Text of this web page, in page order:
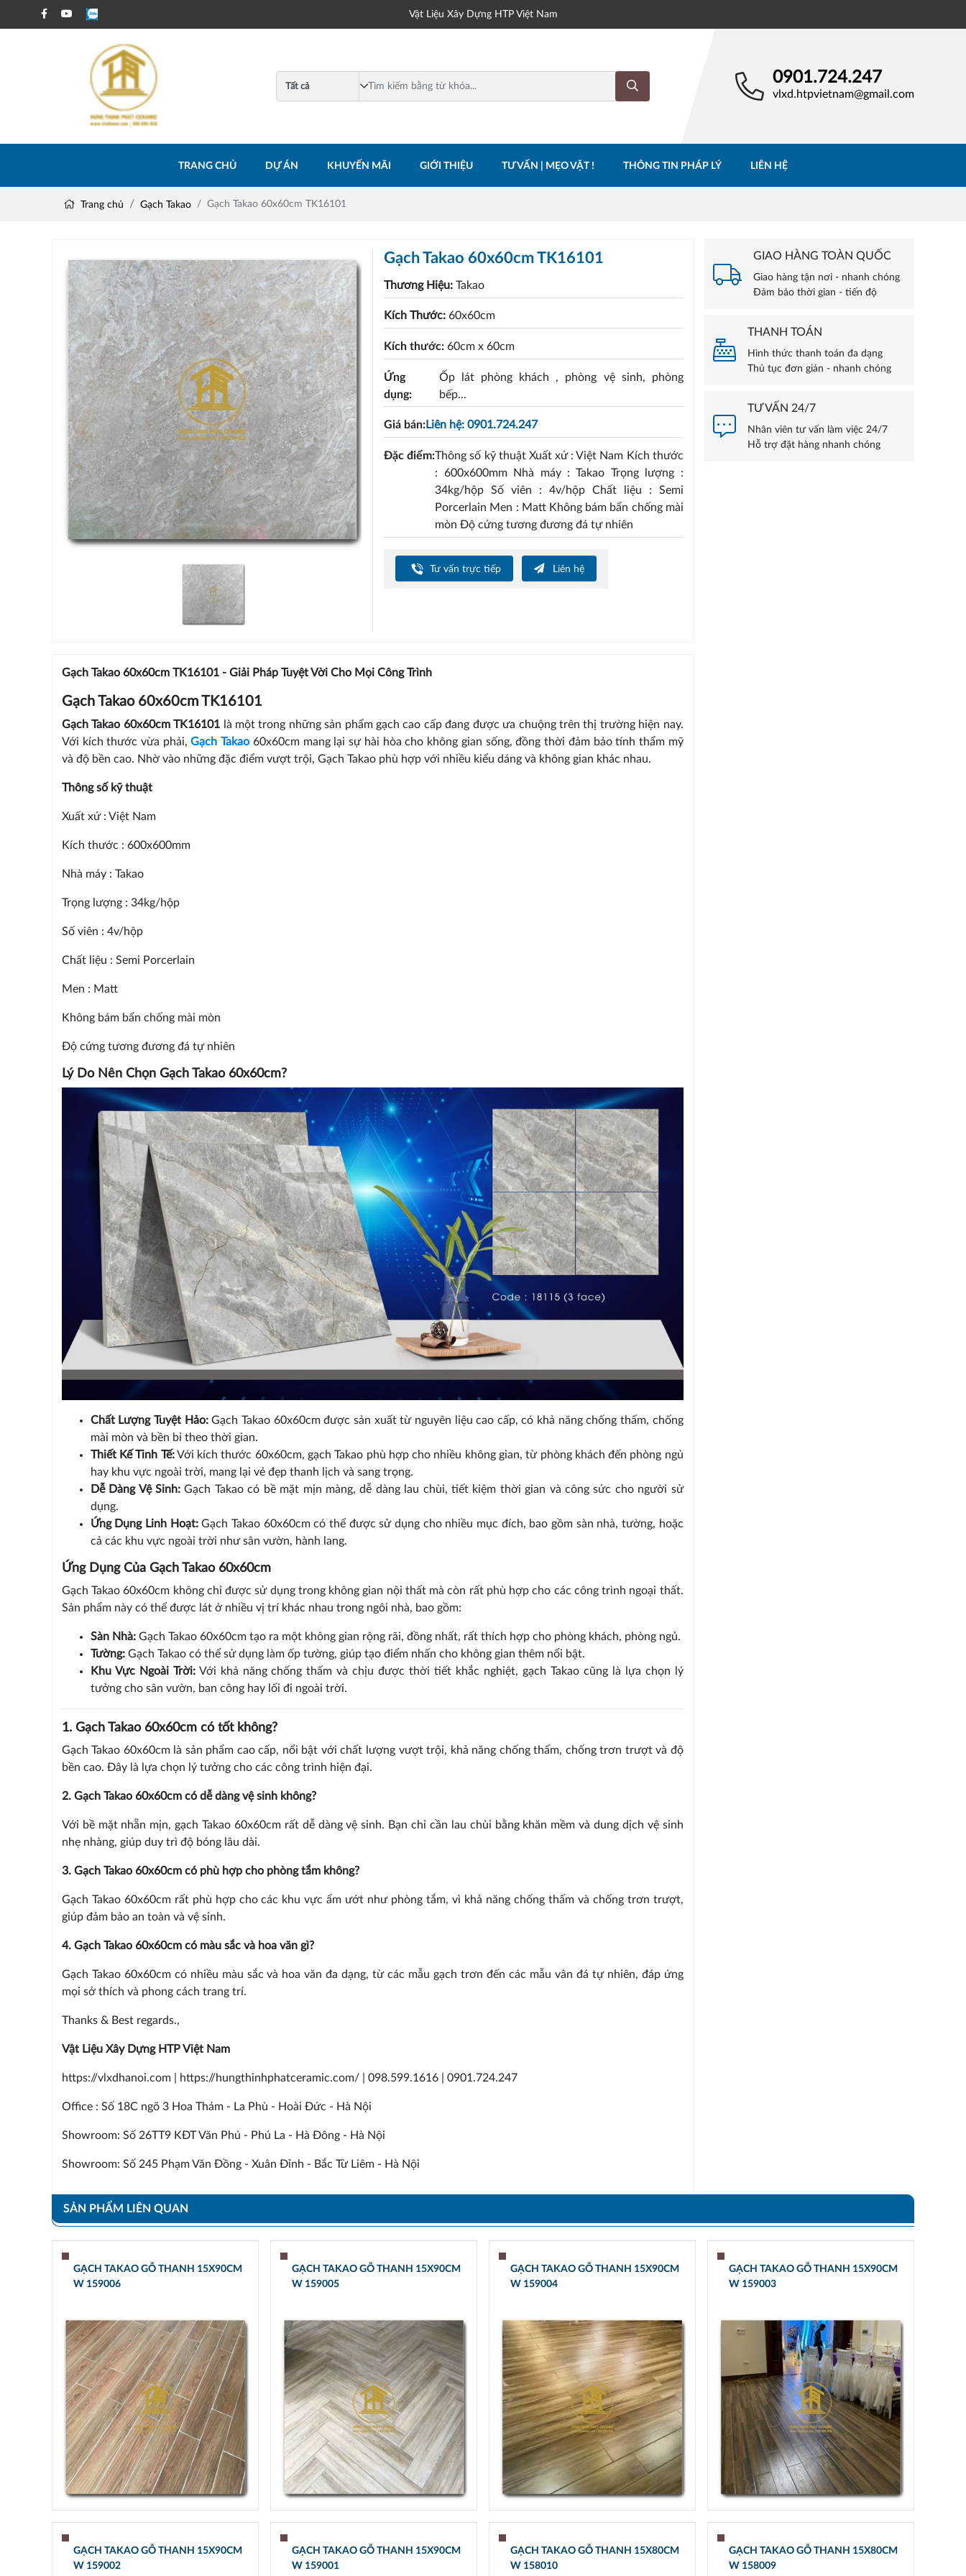
Vật Liệu Xây Dựng HTP Việt Nam
0901.724.247
vlxd.htpvietnam@gmail.com
TRANG CHỦ DỰ ÁN KHUYẾN MÃI GIỚI THIỆU TƯ VẤN | MẸO VẶT ! THÔNG TIN PHÁP LÝ LIÊN HỆ
Trang chủ Gạch Takao Gạch Takao 60x60cm TK16101
Gạch Takao 60x60cm TK16101
Thương Hiệu:Takao
Kích Thước:60x60cm
Kích thước:60cm x 60cm
Ứng
dụng:
Ốp lát phòng khách , phòng vệ sinh, phòng
bếp...
Giá bán:Liên hệ: 0901.724.247
Đặc điểm:Thông số kỹ thuật Xuất xứ : Việt Nam Kích thước
: 600x600mm Nhà máy : Takao Trọng lượng :
34kg/hộp Số viên : 4v/hộp Chất liệu : Semi
Porcerlain Men : Matt Không bám bẩn chống mài
mòn Độ cứng tương đương đá tự nhiên
Tư vấn trực tiếp Liên hệ
Gạch Takao 60x60cm TK16101 - Giải Pháp Tuyệt Vời Cho Mọi Công Trình
Gạch Takao 60x60cm TK16101
Gạch Takao 60x60cm TK16101 là một trong những sản phẩm gạch cao cấp đang được ưa chuộng trên thị trường hiện nay.
Với kích thước vừa phải,Gạch Takao 60x60cm mang lại sự hài hòa cho không gian sống, đồng thời đảm bảo tính thẩm mỹ
và độ bền cao. Nhờ vào những đặc điểm vượt trội, Gạch Takao phù hợp với nhiều kiểu dáng và không gian khác nhau.
Thông số kỹ thuật
Xuất xứ : Việt Nam
Kích thước : 600x600mm
Nhà máy : Takao
Trọng lượng : 34kg/hộp
Số viên : 4v/hộp
Chất liệu : Semi Porcerlain
Men : Matt
Không bám bẩn chống mài mòn
Độ cứng tương đương đá tự nhiên
Lý Do Nên Chọn Gạch Takao 60x60cm?
Chất Lượng Tuyệt Hảo:Gạch Takao 60x60cm được sản xuất từ nguyên liệu cao cấp, có khả năng chống thấm, chống
mài mòn và bền bỉ theo thời gian.
Thiết Kế Tinh Tế:Với kích thước 60x60cm, gạch Takao phù hợp cho nhiều không gian, từ phòng khách đến phòng ngủ
hay khu vực ngoài trời, mang lại vẻ đẹp thanh lịch và sang trọng.
Dễ Dàng Vệ Sinh: Gạch Takao có bề mặt mịn màng, dễ dàng lau chùi, tiết kiệm thời gian và công sức cho người sử
dụng.
Ứng Dụng Linh Hoạt:Gạch Takao 60x60cm có thể được sử dụng cho nhiều mục đích, bao gồm sàn nhà, tường, hoặc
cả các khu vực ngoài trời như sân vườn, hành lang.
Ứng Dụng Của Gạch Takao 60x60cm
Gạch Takao 60x60cm không chỉ được sử dụng trong không gian nội thất mà còn rất phù hợp cho các công trình ngoại thất.
Sản phẩm này có thể được lát ở nhiều vị trí khác nhau trong ngôi nhà, bao gồm:
Sàn Nhà:Gạch Takao 60x60cm tạo ra một không gian rộng rãi, đồng nhất, rất thích hợp cho phòng khách, phòng ngủ.
Tường:Gạch Takao có thể sử dụng làm ốp tường, giúp tạo điểm nhấn cho không gian thêm nổi bật.
Khu Vực Ngoài Trời:Với khả năng chống thấm và chịu được thời tiết khắc nghiệt, gạch Takao cũng là lựa chọn lý
tưởng cho sân vườn, ban công hay lối đi ngoài trời.
1. Gạch Takao 60x60cm có tốt không?
Gạch Takao 60x60cm là sản phẩm cao cấp, nổi bật với chất lượng vượt trội, khả năng chống thấm, chống trơn trượt và độ
bền cao. Đây là lựa chọn lý tưởng cho các công trình hiện đại.
2. Gạch Takao 60x60cm có dễ dàng vệ sinh không?
Với bề mặt nhẵn mịn, gạch Takao 60x60cm rất dễ dàng vệ sinh. Bạn chỉ cần lau chùi bằng khăn mềm và dung dịch vệ sinh
nhẹ nhàng, giúp duy trì độ bóng lâu dài.
3. Gạch Takao 60x60cm có phù hợp cho phòng tắm không?
Gạch Takao 60x60cm rất phù hợp cho các khu vực ẩm ướt như phòng tắm, vì khả năng chống thấm và chống trơn trượt,
giúp đảm bảo an toàn và vệ sinh.
4. Gạch Takao 60x60cm có màu sắc và hoa văn gì?
Gạch Takao 60x60cm có nhiều màu sắc và hoa văn đa dạng, từ các mẫu gạch trơn đến các mẫu vân đá tự nhiên, đáp ứng
mọi sở thích và phong cách trang trí.
Thanks & Best regards.,
Vật Liệu Xây Dựng HTP Việt Nam
https://vlxdhanoi.com | https://hungthinhphatceramic.com/ | 098.599.1616 | 0901.724.247
Office : Số 18C ngõ 3 Hoa Thám - La Phù - Hoài Đức - Hà Nội
Showroom: Số 26TT9 KĐT Văn Phú - Phú La - Hà Đông - Hà Nội
Showroom: Số 245 Phạm Văn Đồng - Xuân Đỉnh - Bắc Từ Liêm - Hà Nội
GIAO HÀNG TOÀN QUỐC
Giao hàng tận nơi - nhanh chóng
Đảm bảo thời gian - tiến độ
THANH TOÁN
Hình thức thanh toán đa dạng
Thủ tục đơn giản - nhanh chóng
TƯ VẤN 24/7
Nhân viên tư vấn làm việc 24/7
Hỗ trợ đặt hàng nhanh chóng
SẢN PHẨM LIÊN QUAN
GẠCH TAKAO GỖ THANH 15X90CM
W 159006
GẠCH TAKAO GỖ THANH 15X90CM
W 159005
GẠCH TAKAO GỖ THANH 15X90CM
W 159004
GẠCH TAKAO GỖ THANH 15X90CM
W 159003
GẠCH TAKAO GỖ THANH 15X90CM
W 159002
GẠCH TAKAO GỖ THANH 15X90CM
W 159001
GẠCH TAKAO GỖ THANH 15X80CM
W 158010
GẠCH TAKAO GỖ THANH 15X80CM
W 158009